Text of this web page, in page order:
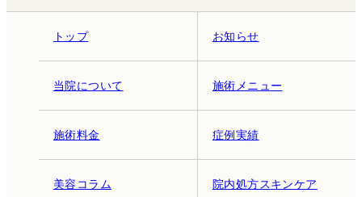
トップ お知らせ
当院について 施術メニュー
施術料金 症例実績
美容コラム 院内処方スキンケア